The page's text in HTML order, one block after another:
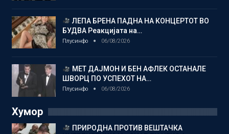
ЛЕПА БРЕНА ПАДНА НА КОНЦЕРТОТ ВО
БУДВА Реакцијата на…
Плусинфо 06/08/2026
МЕТ ДАЈМОН И БЕН АФЛЕК ОСТАНАЛЕ
ШВОРЦ ПО УСПЕХОТ НА…
Плусинфо 06/08/2026
Хумор
ПРИРОДНА ПРОТИВ ВЕШТАЧКА